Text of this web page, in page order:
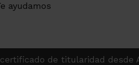
ayudamos
de titularidad desde